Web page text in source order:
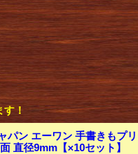
！
パン エーワン 手書きもプ
直径9mm【×10セット】